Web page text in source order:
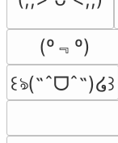
(º﹃º)
꒰ঌ(˶ˆᗜˆ˵)໒꒱